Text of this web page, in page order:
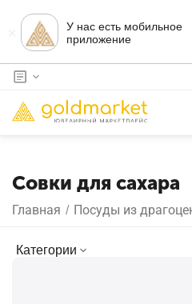
У нас есть мобильное
приложение
Совки для сахара
Главная / Посуды из
Категории